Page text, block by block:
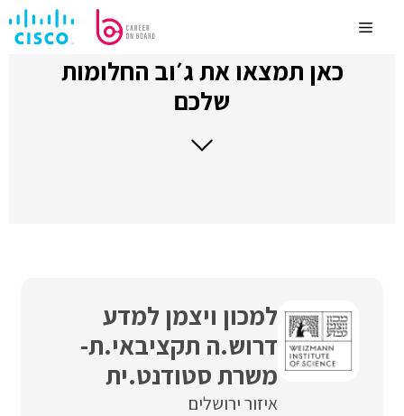
לתוכןMenu
כאן תמצאו את ג׳וב החלומות
שלכם
למכון ויצמן למדע
דרוש.ה תקציבאי.ת-
משרת סטודנט.ית
איזור ירושלים